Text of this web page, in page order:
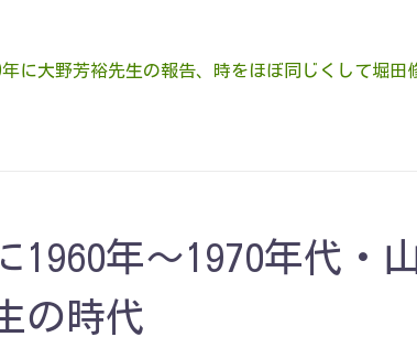
に大野芳裕先生の報告、時をほぼ同じくして堀田
1960年～1970年代・
の時代